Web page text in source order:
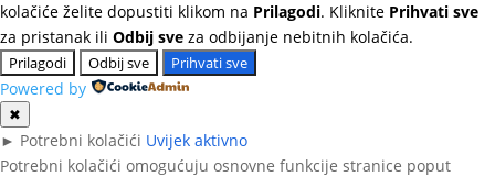
kolačiće želite dopustiti klikom na Prilagodi. Kliknite Prihvati sve
za pristanak ili Odbij sve za odbijanje nebitnih kolačića.
Prilagodi Odbij sve Prihvati sve
Powered by
✖
► Potrebni kolačići Uvijek aktivno
Potrebni kolačići omogućuju osnovne funkcije stranice poput